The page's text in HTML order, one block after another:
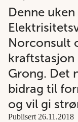
Denne
Norconsult
kraftstasjon
Grong. Det
bidrag til
og vil gi
Publisert 26.11.2018